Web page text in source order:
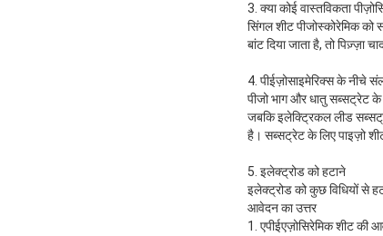
3. क्या कोई वास्तविकता
सिंगल शीट पीजोस्कोरेमिक को
बांट दिया जाता है, तो
4. पीईज़ोसाइमेरिक्स के नीचे
पीजो भाग और धातु सब्सट्रेट
जबकि इलेक्ट्रिकल लीड
है। सब्सट्रेट के लिए पाइज़ो
5. इलेक्ट्रोड को हटाने
इलेक्ट्रोड को कुछ विधियों से
आवेदन का उत्तर
1. एपीईएज़ोसिरेमिक शीट की